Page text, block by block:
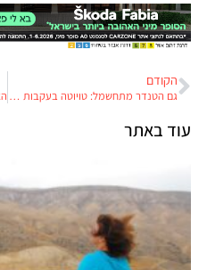
הקודם
גם הטנדר מתחשמל: טויוטה בעקבות BYD
עוד באתר